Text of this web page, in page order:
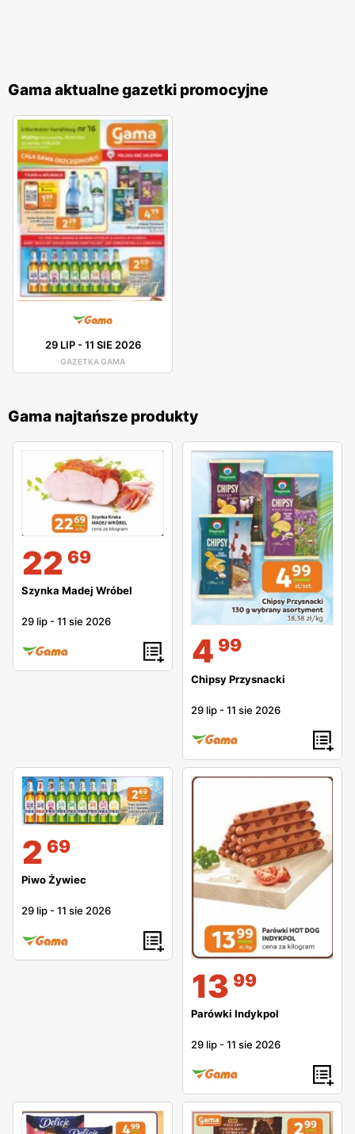
Gama aktualne gazetki promocyjne
29 LIP-11 SIE 2026
GAZETKA GAMA
Gama najtańsze produkty
22 69
Szynka Madej Wróbel
29 lip -11 sie 2026
4 99
Chipsy Przysnacki
29 lip -11 sie 2026
2 69
Piwo Żywiec
29 lip -11 sie 2026
13 99
Parówki Indykpol
29 lip -11 sie 2026